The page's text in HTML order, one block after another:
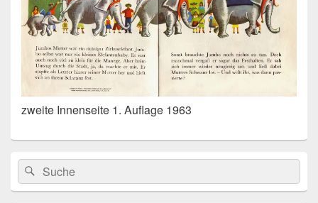
zweite Innenseite 1. Auflage 1963
Primärer
Seitenleisten
Widget-
Bereich
Search
for:
Suche